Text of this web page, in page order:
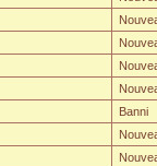
Banni